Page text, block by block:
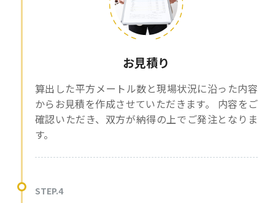
お見積り
算出した平方メートル数と現場状況に沿った内容
からお見積を作成させていただきます。 内容をご
確認いただき、双方が納得の上でご発注となりま
す。
STEP.4